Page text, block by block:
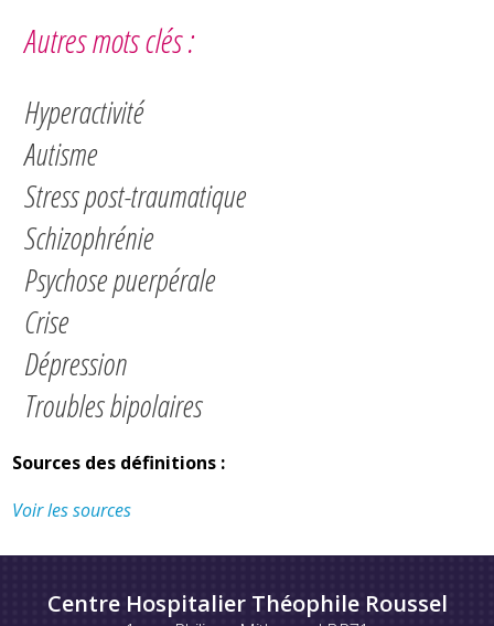
Autres mots clés :
Hyperactivité
Autisme
Stress post-traumatique
Schizophrénie
Psychose puerpérale
Crise
Dépression
Troubles bipolaires
Sources des définitions :
Voir les sources
Centre Hospitalier Théophile Roussel